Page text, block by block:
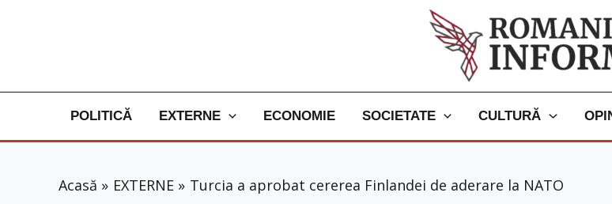
POLITICĂ EXTERNE ECONOMIE SOCIETATE CULTURĂ
Acasă EXTERNE Turcia a aprobat cererea Finlandei de aderare la NATO